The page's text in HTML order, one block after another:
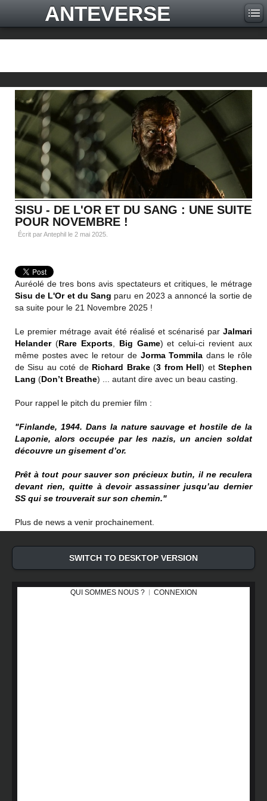
ANTEVERSE
SISU - DE L'OR ET DU SANG : UNE SUITE
POUR NOVEMBRE !
Écrit par Antephil le 2 mai 2025
Auréolé de tres bons avis spectateurs et critiques, le métrage
Sisu de L'Or et du Sang paru en 2023 a annoncé la sortie de
sa suite pour le 21 Novembre 2025 !
Le premier métrage avait été réalisé et scénarisé par Jalmari
Helander(Rare Exports, Big Game) et celui-ci revient aux
même postes avec le retour de Jorma Tommila dans le rôle
de Sisu au coté de Richard Brake(3 from Hell) etStephen
Lang (Don’t Breathe) ... autant dire avec un beau casting.
Pour rappel le pitch du premier film :
"Finlande, 1944. Dans la nature sauvage et hostile de la
Laponie, alors occupée par les nazis, un ancien soldat
découvre un gisement d’or.
Prêt à tout pour sauver son précieux butin, il ne reculera
devant rien, quitte à devoir assassiner jusqu’au dernier
SS qui se trouverait sur son chemin."
Plus de news a venir prochainement.
SWITCH TO DESKTOP VERSION
QUI SOMMES NOUS ? CONNEXION